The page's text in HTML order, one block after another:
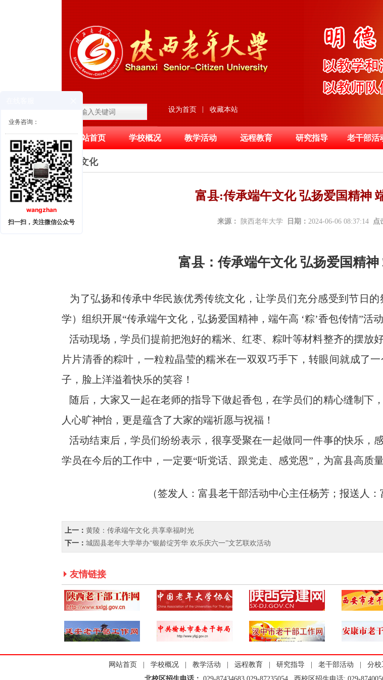
设为首页 | 收藏本站
网站首页 学校概况 教学活动 远程教育 研究指导 老干部活
滚动图片区
校园文化
富县:传承端午文化 弘扬爱国精神
来源： 陕西老年大学 日期： 2024-06-06 08:37:14 点
富县：传承端午文化 弘扬爱国精
为了弘扬和传承中华民族优秀传统文化，让学员们充分感受到节日
学）组织开展“传承端午文化，弘扬爱国精神，端午高 ‘粽’香包传情”活动
活动现场，学员们提前把泡好的糯米、红枣、粽叶等材料整齐的摆放
片片清香的粽叶，一粒粒晶莹的糯米在一双双巧手下，转眼间就成了
子，脸上洋溢着快乐的笑容！
随后，大家又一起在老师的指导下做起香包，在学员们的精心缝制下
人心旷神怡，更是蕴含了大家的端祈愿与祝福！
活动结束后，学员们纷纷表示，很享受聚在一起做同一件事的快乐，
学员在今后的工作中，一定要“听党话、跟党走、感党恩”，为富县高质
（签发人：富县老干部活动中心主任杨芳；报送人
上一： 黄陵：传承端午文化 共享幸福时光
下一： 城固县老年大学举办“银龄绽芳华 欢乐庆六一”文艺联欢活动
友情链接
网站首页 学校概况 教学活动 远程教育 研究指导 老干部活动 分校
业务咨询：
wangzhan
扫一扫，关注微信公众号